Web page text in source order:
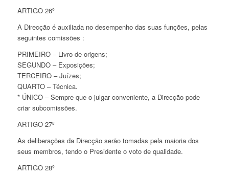
ARTIGO 26º
A Direcção é auxiliada no desempenho das suas funções, pelas
seguintes comissões :
PRIMEIRO – Livro de origens;
SEGUNDO – Exposições;
TERCEIRO – Juízes;
QUARTO – Técnica.
* ÚNICO – Sempre que o julgar conveniente, a Direcção pode
criar subcomissões.
ARTIGO 27º
As deliberações da Direcção serão tomadas pela maioria dos
seus membros, tendo o Presidente o voto de qualidade.
ARTIGO 28º